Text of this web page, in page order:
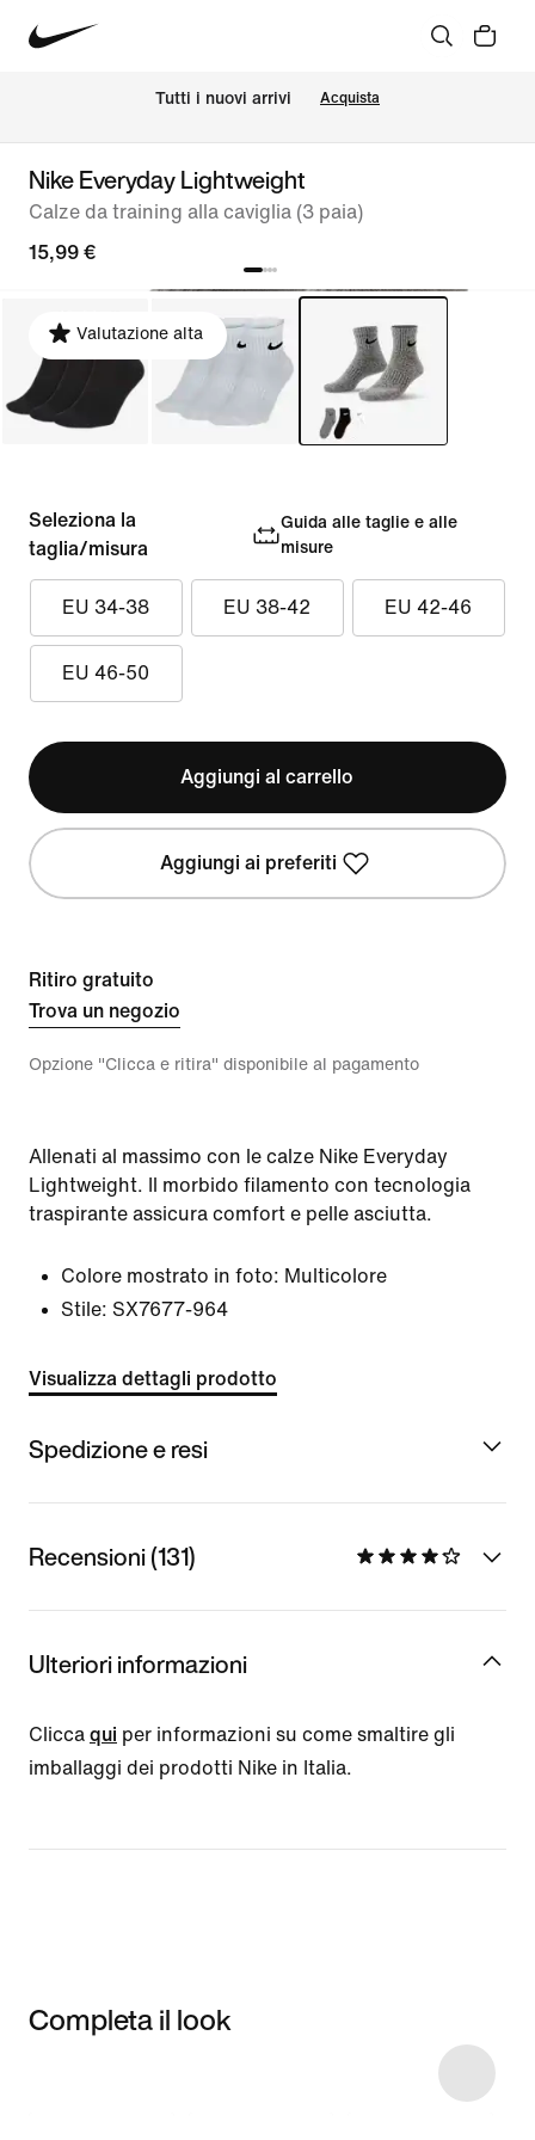
Tutti i nuovi arrivi Acquista
Nike Everyday Lightweight
Calze da training alla caviglia (3 paia)
15,99 €
Valutazione alta
Seleziona la
taglia/misura
Guida alle taglie e alle
misure
EU 34-38 EU 38-42 EU 42-46
EU 46-50
Aggiungi al carrello
Aggiungi ai preferiti
Ritiro gratuito
Trova un negozio
Opzione "Clicca e ritira" disponibile al pagamento
Allenati al massimo con le calze Nike Everyday
Lightweight. Il morbido filamento con tecnologia
traspirante assicura comfort e pelle asciutta.
Colore mostrato in foto: Multicolore
Stile: SX7677-964
Visualizza dettagli prodotto
Spedizione e resi
Recensioni (131)
Ulteriori informazioni
Clicca qui per informazioni su come smaltire gli
imballaggi dei prodotti Nike in Italia.
Completa il look